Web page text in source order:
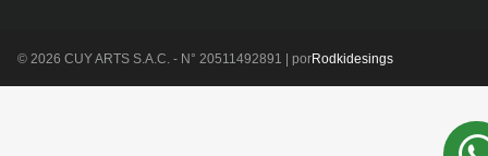
© 2026 CUY ARTS S.A.C. - N° 20511492891 | porRodkidesings